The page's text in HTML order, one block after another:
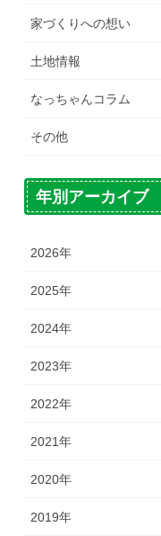
家づくりへの想い
土地情報
なっちゃんコラム
その他
年別アーカイブ
2026年
2025年
2024年
2023年
2022年
2021年
2020年
2019年